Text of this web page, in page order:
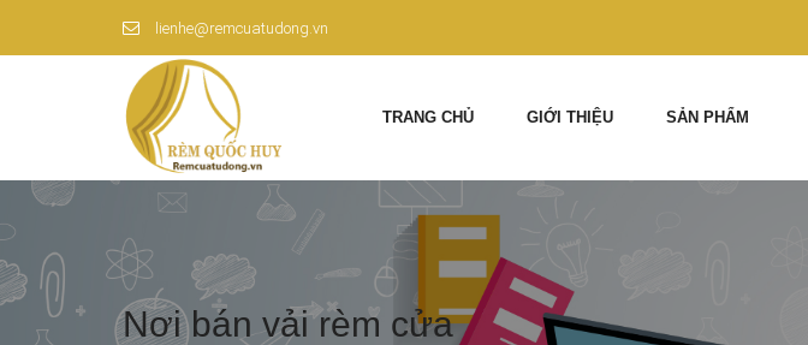
lienhe@remcuatudong.vn
TRANG CHỦ GIỚI THIỆU SẢN PHẨM
Nơi bán vải rèm cửa